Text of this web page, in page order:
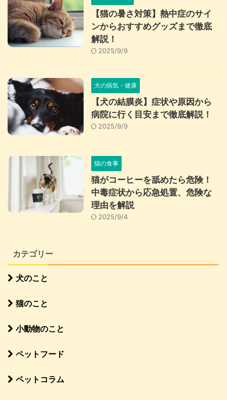
【猫の暑さ対策】熱中症のサイ
ンからおすすめグッズまで徹底
解説！
2025/9/9
犬の病気・健康
【犬の結膜炎】症状や原因から
病院に行く目安まで徹底解説！
2025/9/9
猫の食事
猫がコーヒーを舐めたら危険！
中毒症状から応急処置、危険な
理由を解説
2025/9/4
カテゴリー
犬のこと
猫のこと
小動物のこと
ペットフード
ペットコラム